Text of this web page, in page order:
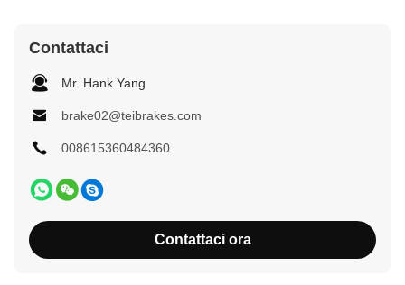
Contattaci
Mr. Hank Yang
brake02@teibrakes.com
008615360484360
Contattaci ora